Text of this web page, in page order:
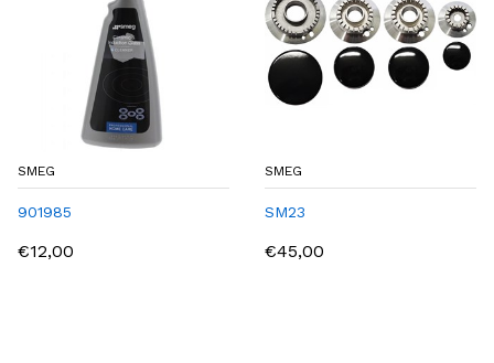
SMEG
901985
€12,00
SMEG
SM23
€45,00